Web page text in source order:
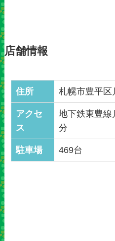
店舗情報
住所 札幌市豊平区
アクセ
ス
地下鉄東豊線
分
駐車場 469台